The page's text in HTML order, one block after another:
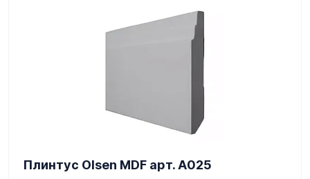
Плинтус Olsen MDF арт. А025